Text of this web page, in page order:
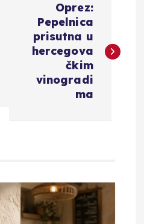
Oprez:
Pepelnica
prisutna u
hercegova
čkim
vinogradi
ma